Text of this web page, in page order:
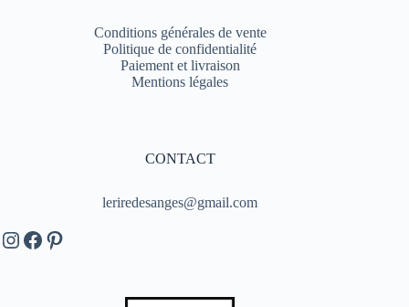
Conditions générales de vente
Politique de confidentialité
Paiement et livraison
Mentions légales
CONTACT
leriredesanges@gmail.com
Instagram
Facebook
Pinterest